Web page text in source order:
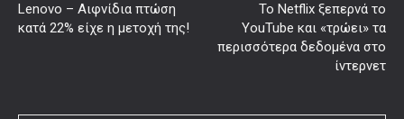
Lenovo – Αιφνίδια πτώση
κατά 22% είχε η μετοχή της!
Το Netflix ξεπερνά το
YouTube και «τρώει» τα
περισσότερα δεδομένα στο
ίντερνετ